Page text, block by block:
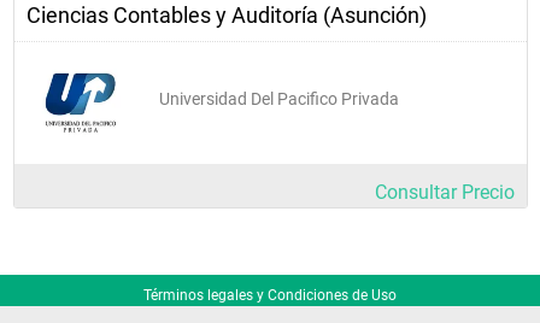
Ciencias Contables y Auditoría (Asunción)
Universidad Del Pacifico Privada
Consultar Precio
Términos legales y Condiciones de Uso